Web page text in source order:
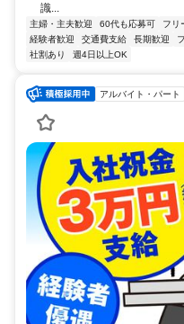
識...
主婦・主夫歓迎 60代も応募可 フリ
経験者歓迎
交通費支給 長期歓迎
社割あり
週4日以上OK
アルバイト・パート